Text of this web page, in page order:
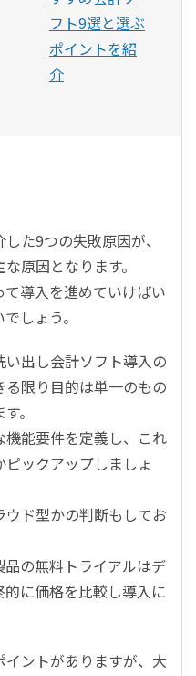
フト9選と選ぶ
ポイントを紹
介
た9つの失敗原因が、
原因となります。
て導入を進めていけばい
しょう。
出し会計ソフト導入の
限り目的は単一のもの
。
能要件を定義し、これ
ックアップしましょ
ド型かの判断もしてお
の無料トライアルはデ
に価格を比較し導入に
ントがありますが、大